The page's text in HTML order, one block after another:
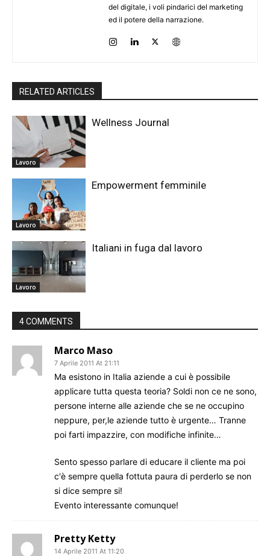
del digitale, i voli pindarici del marketing
ed il potere della narrazione.
RELATED ARTICLES
Lavoro
Wellness Journal
Lavoro
Empowerment femminile
Lavoro
Italiani in fuga dal lavoro
4 COMMENTS
Marco Maso
7 Aprile 2011 At 21:11
Ma esistono in Italia aziende a cui è possibile
applicare tutta questa teoria? Soldi non ce ne sono,
persone interne alle aziende che se ne occupino
neppure, per,le aziende tutto è urgente… Tranne
poi farti impazzire, con modifiche infinite…
Sento spesso parlare di educare il cliente ma poi
c'è sempre quella fottuta paura di perderlo se non
si dice sempre si!
Evento interessante comunque!
Pretty Ketty
14 Aprile 2011 At 11:20